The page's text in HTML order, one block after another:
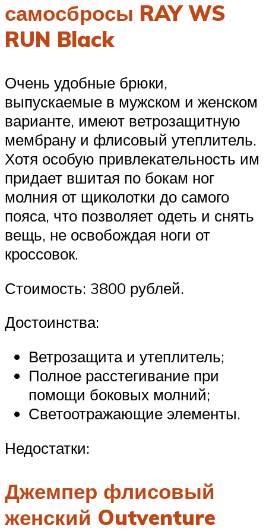
самосбросы RAY WS
RUN Black
Очень удобные брюки,
выпускаемые в мужском и женском
варианте, имеют ветрозащитную
мембрану и флисовый утеплитель.
Хотя особую привлекательность им
придает вшитая по бокам ног
молния от щиколотки до самого
пояса, что позволяет одеть и снять
вещь, не освобождая ноги от
кроссовок.
Стоимость: 3800 рублей.
Достоинства:
Ветрозащита и утеплитель;
Полное расстегивание при
помощи боковых молний;
Светоотражающие элементы.
Недостатки:
Джемпер флисовый
женский Outventure